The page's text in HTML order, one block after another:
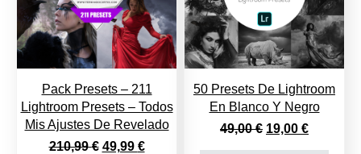
Pack Presets – 211
Lightroom Presets – Todos
Mis Ajustes De Revelado
210,99€ El precio original era: 210,99 €.
49,99 €El precio actual es: 49,99 €.
50 Presets De Lightroom
En Blanco Y Negro
49,00€ El precio
19,00 €El